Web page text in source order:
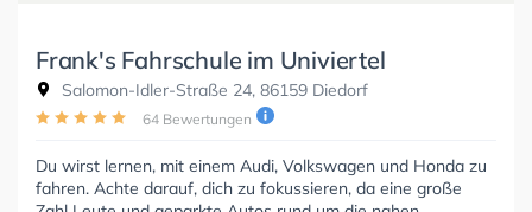
Frank's Fahrschule im Univiertel
Salomon-Idler-Straße 24, 86159 Diedorf
64 Bewertungen
Du wirst lernen, mit einem Audi, Volkswagen und Honda zu
fahren. Achte darauf, dich zu fokussieren, da eine große